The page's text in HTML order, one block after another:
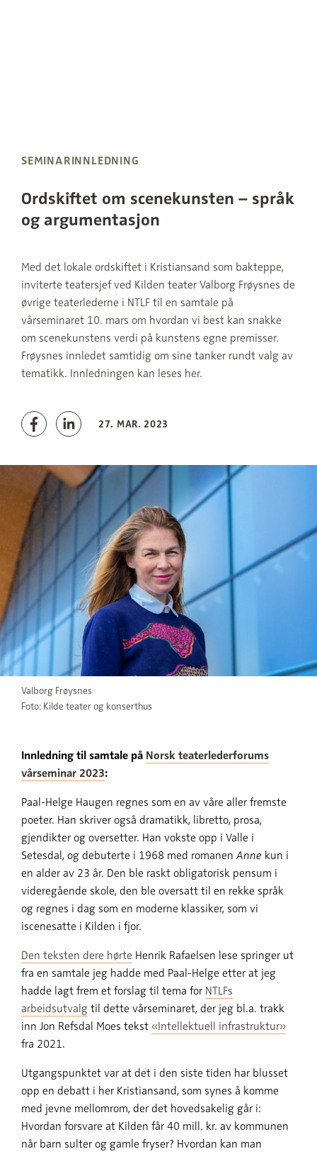
SEMINARINNLEDNING
Ordskiftet om scenekunsten – språk
og argumentasjon
Med det lokale ordskiftet i Kristiansand som bakteppe,
inviterte teatersjef ved Kilden teater Valborg Frøysnes de
øvrige teaterlederne i NTLF til en samtale på
vårseminaret 10. mars om hvordan vi best kan snakke
om scenekunstens verdi på kunstens egne premisser.
Frøysnes innledet samtidig om sine tanker rundt valg av
tematikk. Innledningen kan leses her.
27. MAR. 2023
Valborg Frøysnes
Foto: Kilde teater og konserthus
Innledning til samtale på Norsk teaterlederforums
vårseminar 2023:
Paal-Helge Haugen regnes som en av våre aller fremste
poeter. Han skriver også dramatikk, libretto, prosa,
gjendikter og oversetter. Han vokste opp i Valle i
Setesdal, og debuterte i 1968 med romanen Anne kun i
en alder av 23 år. Den ble raskt obligatorisk pensum i
videregående skole, den ble oversatt til en rekke språk
og regnes i dag som en moderne klassiker, som vi
iscenesatte i Kilden i fjor.
Den teksten dere hørte Henrik Rafaelsen lese springer ut
fra en samtale jeg hadde med Paal-Helge etter at jeg
hadde lagt frem et forslag til tema for NTLFs
arbeidsutvalg til dette vårseminaret, der jeg bl.a. trakk
inn Jon Refsdal Moes tekst «Intellektuell infrastruktur»
fra 2021.
Utgangspunktet var at det i den siste tiden har blusset
opp en debatt i her Kristiansand, som synes å komme
med jevne mellomrom, der det hovedsakelig går i:
Hvordan forsvare at Kilden får 40 mill. kr. av kommunen
når barn sulter og gamle fryser? Hvordan kan man